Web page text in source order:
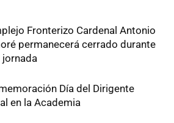
Fronterizo Cardenal Antonio
permanecerá cerrado durante
Día del Dirigente
en la Academia